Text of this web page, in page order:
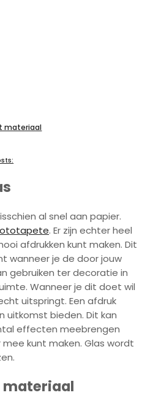
materiaal
al snel aan papier.
. Er zijn echter heel
afdrukken kunt maken. Dit
wanneer je de door jouw
gebruiken ter decoratie in
Wanneer je dit doet wil
uitspringt. Een afdruk
uitkomst bieden. Dit kan
effecten meebrengen
kunt maken. Glas wordt
materiaal